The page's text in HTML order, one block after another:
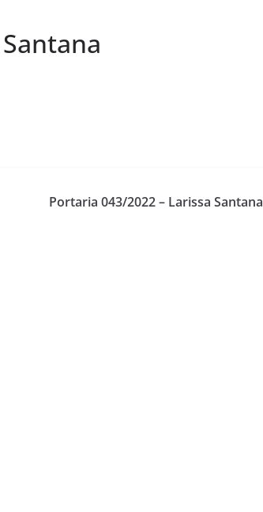
Portaria 043/2022 – Larissa Santana